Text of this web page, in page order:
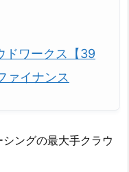
ドワークス【39
ァイナンス
ングの最大手クラウ